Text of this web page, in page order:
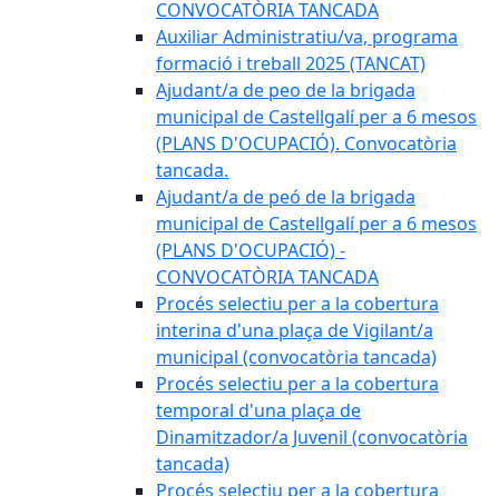
CONVOCATÒRIA TANCADA
Auxiliar Administratiu/va, programa
formació i treball 2025 (TANCAT)
Ajudant/a de peo de la brigada
municipal de Castellgalí per a 6 mesos
(PLANS D'OCUPACIÓ). Convocatòria
tancada.
Ajudant/a de peó de la brigada
municipal de Castellgalí per a 6 mesos
(PLANS D'OCUPACIÓ) -
CONVOCATÒRIA TANCADA
Procés selectiu per a la cobertura
interina d'una plaça de Vigilant/a
municipal (convocatòria tancada)
Procés selectiu per a la cobertura
temporal d'una plaça de
Dinamitzador/a Juvenil (convocatòria
tancada)
Procés selectiu per a la cobertura